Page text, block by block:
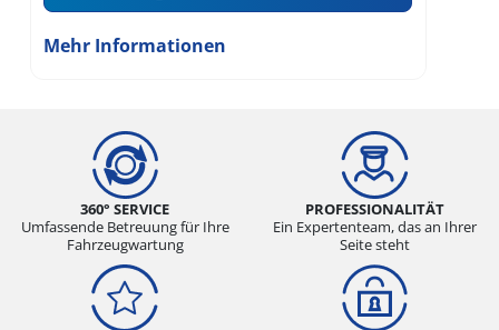
Mehr Informationen
360° SERVICE
Umfassende Betreuung für Ihre
Fahrzeugwartung
PROFESSIONALITÄT
Ein Expertenteam, das an Ihrer
Seite steht